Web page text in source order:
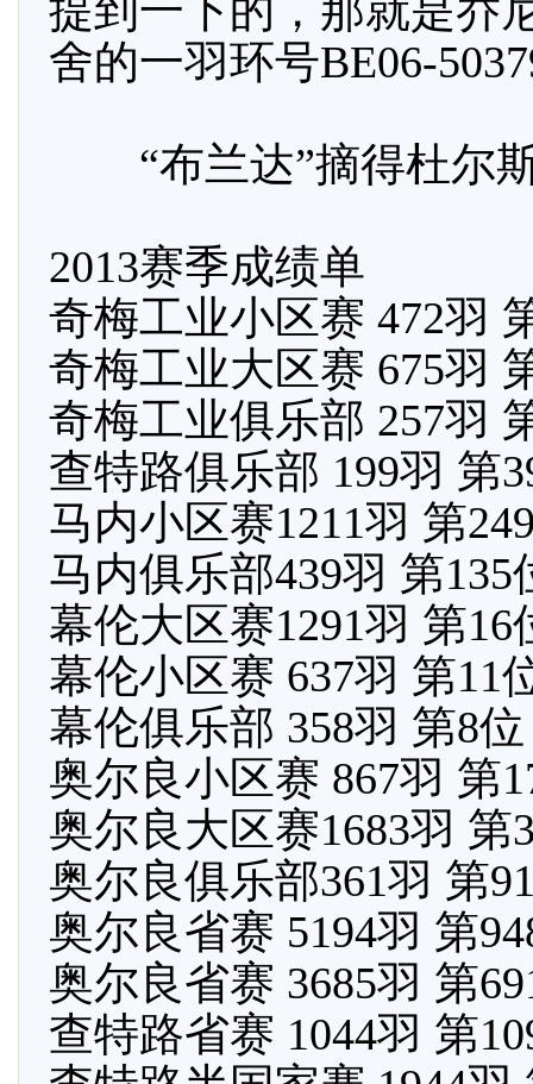
提到一下的，那就是乔
舍的一羽环号BE06-
“布兰达”摘得杜尔斯
2013赛季成绩单
奇梅工业小区赛 472羽
奇梅工业大区赛 675羽
奇梅工业俱乐部 257羽
查特路俱乐部 199羽 第
马内小区赛1211羽 第
马内俱乐部439羽 第135
幕伦大区赛1291羽 第16
幕伦小区赛 637羽 第11
幕伦俱乐部 358羽 第8
奥尔良小区赛 867羽 第
奥尔良大区赛1683羽 第
奥尔良俱乐部361羽 第
奥尔良省赛 5194羽 第
奥尔良省赛 3685羽 第
查特路省赛 1044羽 第